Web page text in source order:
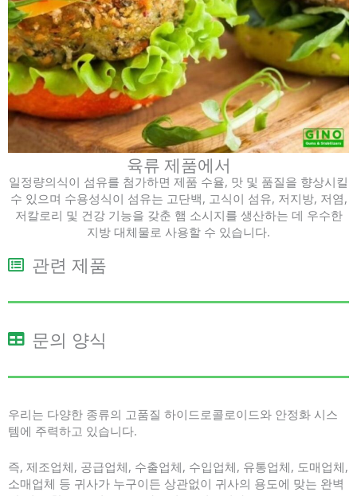
육류 제품에서
일정량의식이 섬유를 첨가하면 제품 수율, 맛 및 품질을 향상시킬
수 있으며 수용성식이 섬유는 고단백, 고식이 섬유, 저지방, 저염,
저칼로리 및 건강 기능을 갖춘 햄 소시지를 생산하는 데 우수한
지방 대체물로 사용할 수 있습니다.
관련 제품
문의 양식
우리는 다양한 종류의 고품질 하이드로콜로이드와 안정화 시스
템에 주력하고 있습니다.
즉, 제조업체, 공급업체, 수출업체, 수입업체, 유통업체, 도매업체,
소매업체 등 귀사가 누구이든 상관없이 귀사의 용도에 맞는 완벽